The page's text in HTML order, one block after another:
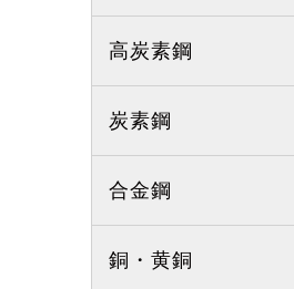
高炭素鋼
炭素鋼
合金鋼
銅・黄銅